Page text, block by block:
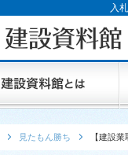
入
見たもん勝ち 【建設